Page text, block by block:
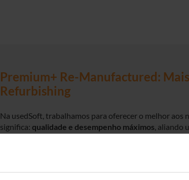
Premium+ Re-Manufactured:
Refurbishing
Na usedSoft, trabalhamos para oferecer o melhor aos
significa: qualidade e desempenho máximos, aliando
. É por isso
um